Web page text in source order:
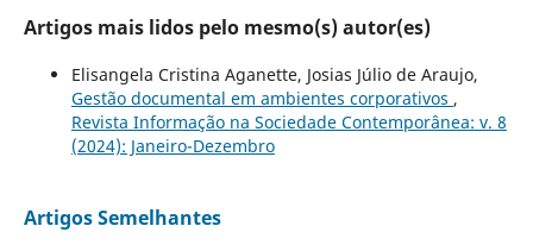
Artigos mais lidos pelo mesmo(s) autor(es)
Elisangela Cristina Aganette, Josias Júlio de Araujo,
Gestão documental em ambientes corporativos ,
Revista Informação na Sociedade Contemporânea: v. 8
(2024): Janeiro-Dezembro
Artigos Semelhantes